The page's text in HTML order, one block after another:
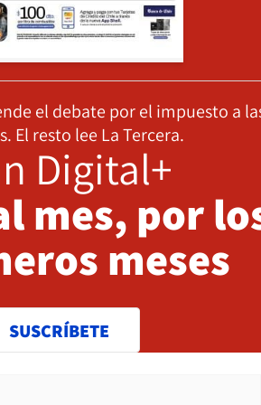
el debate por el impuesto a
El resto lee La Tercera.
Digital+
mes, por
meses
SUSCRÍBETE